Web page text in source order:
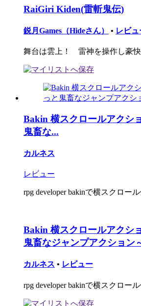
RaiGiri Kiden(雷斬鬼伝)
鋭月Games（Hideさん） • レビュ
舞台は雲上！ 雷神を操作し豪快
Bakin 横スクロールアクシ
鬼畜な...
カルネス
レビュー
rpg developer bakinで横スクロー
Bakin 横スクロールアクシ
鬼畜なジャンプアクション
カルネス • レビュー
rpg developer bakinで横スクロー